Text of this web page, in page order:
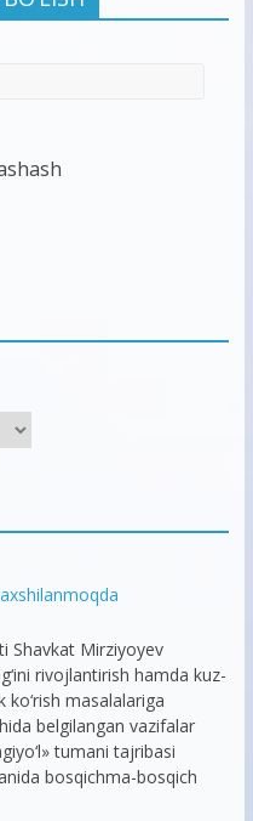
Shavkat Mirziyoyev
rivojlantirish hamda kuz-
masalalariga
belgilangan vazifalar
tumani tajribasi
bosqichma-bosqich